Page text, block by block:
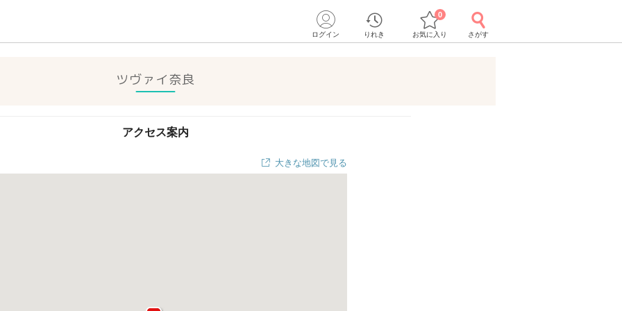
ログイン りれき お気に入り
0
さがす
ツヴァイ奈良
アクセス案内
大きな地図で見る